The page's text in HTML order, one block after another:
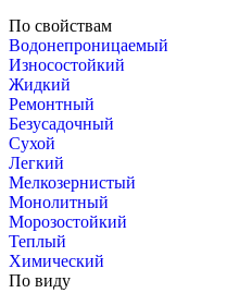
По свойствам
Водонепроницаемый
Износостойкий
Жидкий
Ремонтный
Безусадочный
Сухой
Легкий
Мелкозернистый
Монолитный
Морозостойкий
Теплый
Химический
По виду